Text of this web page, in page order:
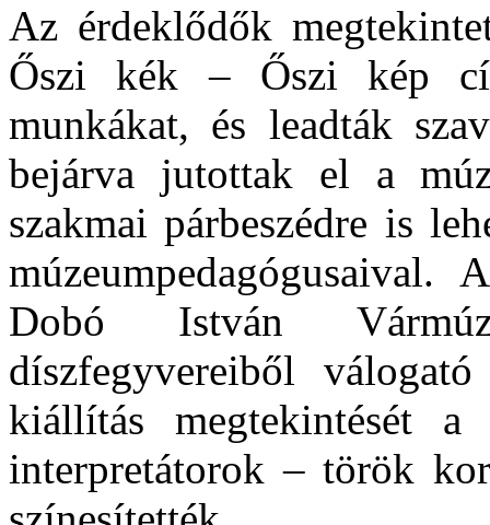
Az érdeklődők
Őszi kék – Őszi kép
munkákat, és leadták
bejárva jutottak el a
szakmai párbeszédre is
Dobó István
díszfegyvereiből
kiállítás megtekintését a
interpretátorok – török